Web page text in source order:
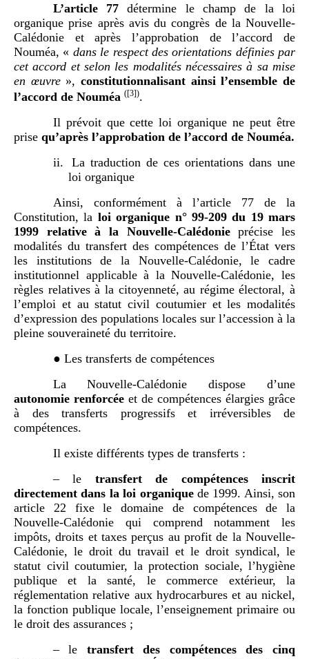
L’article 77 détermine le champ de la loi
organique prise après avis du congrès de la Nouvelle-
Calédonie et après l’approbation de l’accord de
Nouméa, « dans le respect des orientations définies par
cet accord et selon les modalités nécessaires à sa mise
en œuvre»,constitutionnalisant ainsi l’ensemble de
l’accord de Nouméa ([3]).
Il prévoit que cette loi organique ne peut être
prise qu’après l’approbation de l’accord de Nouméa.
ii.
La traduction de ces orientations dans une
loi organique
Ainsi, conformément à l’article 77 de la
Constitution, la loi organique n° 99-209 du 19 mars
1999 relative à la Nouvelle-Calédonieprécise les
modalités du transfert des compétences de l’État vers
les institutions de la Nouvelle-Calédonie, le cadre
institutionnel applicable à la Nouvelle-Calédonie, les
règles relatives à la citoyenneté, au régime électoral, à
l’emploi et au statut civil coutumier et les modalités
d’expression des populations locales sur l’accession à la
pleine souveraineté du territoire.
● Les transferts de compétences
La Nouvelle-Calédonie dispose d’une
autonomie renforcée et de compétences élargies grâce
à des transferts progressifs et irréversibles de
compétences.
Il existe différents types de transferts :
– le transfert de compétences inscrit
directement dans la loi organiquede 1999. Ainsi, son
article 22 fixe le domaine de compétences de la
Nouvelle-Calédonie qui comprend notamment les
impôts, droits et taxes perçus au profit de la Nouvelle-
Calédonie, le droit du travail et le droit syndical, le
statut civil coutumier, la protection sociale, l’hygiène
publique et la santé, le commerce extérieur, la
réglementation relative aux hydrocarbures et au nickel,
la fonction publique locale, l’enseignement primaire ou
le droit des assurances ;
– le transfert des compétences des cinq